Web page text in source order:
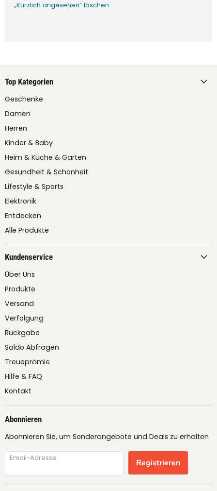
„Kürzlich angesehen“ löschen
Top Kategorien
Geschenke
Damen
Herren
Kinder & Baby
Heim & Küche & Garten
Gesundheit & Schönheit
Lifestyle & Sports
Elektronik
Entdecken
Alle Produkte
Kundenservice
Über Uns
Produkte
Versand
Verfolgung
Rückgabe
Saldo Abfragen
Treueprämie
Hilfe & FAQ
Kontakt
Abonnieren
Abonnieren Sie, um Sonderangebote und Deals zu erhalten
Email-Adresse Registrieren